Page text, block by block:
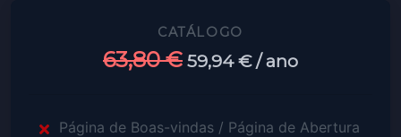
CATÁLOGO
63,80 € 59,94 €/ ano
Página de Boas-vindas / Página de Abertura